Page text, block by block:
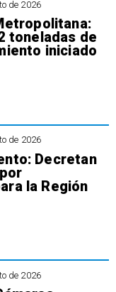
de 2026
toneladas de
iniciado
de 2026
Decretan
la Región
de 2026